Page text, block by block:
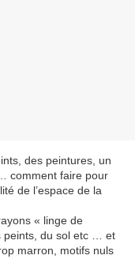
des peintures, un
comment faire pour
de l’espace de la
« linge de
peints, du sol etc … et
marron, motifs nuls